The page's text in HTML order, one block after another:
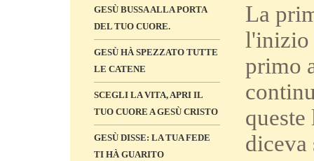
GESÙ BUSSA ALLA PORTA
DEL TUO CUORE.
GESÙ HÀ SPEZZATO TUTTE
LE CATENE
SCEGLI LA VITA, APRI IL
TUO CUORE A GESÙ CRISTO
GESÙ DISSE: LA TUA FEDE
TI HÀ GUARITO
La
l'inizio
primo
diceva